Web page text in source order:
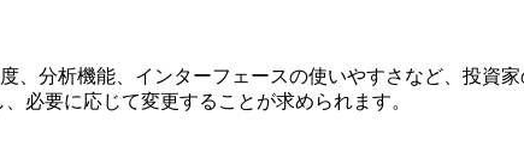
分析機能、インターフェースの使いやすさなど、投資家
必要に応じて変更することが求められます。